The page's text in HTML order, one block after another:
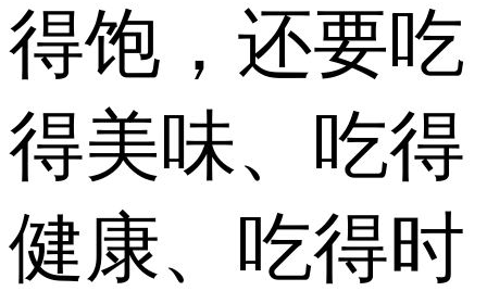
得饱，还要吃
得美味、吃得
健康、吃得时